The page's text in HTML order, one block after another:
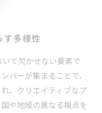
す多様性
て欠かせない要素で
バーが集まることで、
、クリエイティブなプ
や地域の異なる視点を